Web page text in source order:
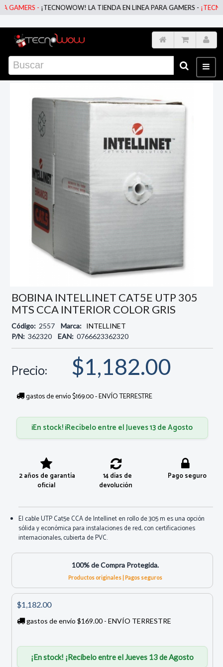
-¡TECNOWOW! LA TIENDA EN LINEA PARA GAMERS -
BOBINA INTELLINET CAT5E UTP 305
MTS CCA INTERIOR COLOR GRIS
Código: 2557 Marca: INTELLINET
P/N: 362320 EAN: 0766623362320
Precio: $1,182.00
gastos de envío $169.00 - ENVÍO TERRESTRE
¡En stock! ¡Recíbelo entre el Jueves 13 de Agosto
2 años de garantía
oficial
14 días de
devolución
Pago seguro
El cable UTP Cat5e CCA de Intellinet en rollo de 305 m es una opción
sólida y económica para instalaciones de red, con certificaciones
internacionales, cubierta de PVC.
100% de Compra Protegida.
Productos originales | Pagos seguros
$1,182.00
gastos de envío $169.00 - ENVÍO TERRESTRE
¡En stock! ¡Recíbelo entre el Jueves 13 de Agosto